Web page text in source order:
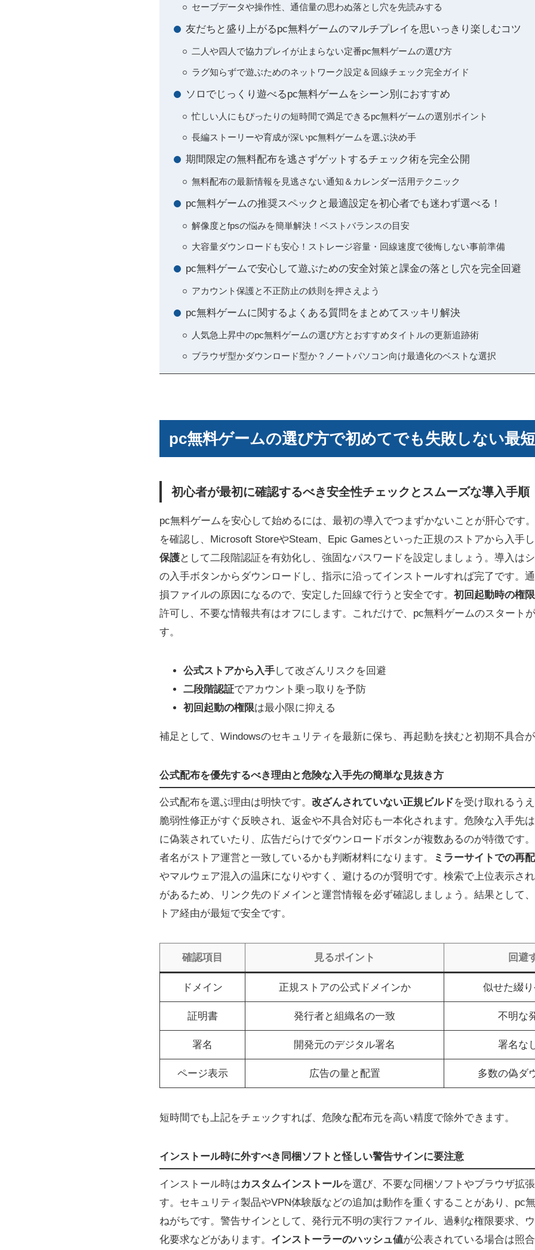
セーブデータや操作性、通信量の思わぬ落とし穴を先読みする
友だちと盛り上がるpc無料ゲームのマルチプレイを思いっきり楽しむコツ
二人や四人で協力プレイが止まらない定番pc無料ゲームの選び方
ラグ知らずで遊ぶためのネットワーク設定＆回線チェック完全ガイド
ソロでじっくり遊べるpc無料ゲームをシーン別におすすめ
忙しい人にもぴったりの短時間で満足できるpc無料ゲームの選別ポイント
長編ストーリーや育成が深いpc無料ゲームを選ぶ決め手
期間限定の無料配布を逃さずゲットするチェック術を完全公開
無料配布の最新情報を見逃さない通知＆カレンダー活用テクニック
pc無料ゲームの推奨スペックと最適設定を初心者でも迷わず選べる！
解像度とfpsの悩みを簡単解決！ベストバランスの目安
大容量ダウンロードも安心！ストレージ容量・回線速度で後悔しない事前準備
pc無料ゲームで安心して遊ぶための安全対策と課金の落とし穴を完全回避
アカウント保護と不正防止の鉄則を押さえよう
pc無料ゲームに関するよくある質問をまとめてスッキリ解決
人気急上昇中のpc無料ゲームの選び方とおすすめタイトルの更新追跡術
ブラウザ型かダウンロード型か？ノートパソコン向け最適化のベストな選択
pc無料ゲームの選び方で初めてでも失敗しない最
初心者が最初に確認するべき安全性チェックとスムーズな導入手順
pc無料ゲームを安心して始めるには、最初の導入でつまずかないことが肝心です
を確認し、Microsoft StoreやSteam、Epic Gamesといった正規のストアから入手
保護として二段階認証を有効化し、強固なパスワードを設定しましょう。導入は
の入手ボタンからダウンロードし、指示に沿ってインストールすれば完了です。
損ファイルの原因になるので、安定した回線で行うと安全です。 初回起動時の権
許可し、不要な情報共有はオフにします。これだけで、pc無料ゲームのスタート
す。
公式ストアから入手して改ざんリスクを回避
二段階認証でアカウント乗っ取りを予防
初回起動の権限は最小限に抑える
補足として、Windowsのセキュリティを最新に保ち、再起動を挟むと初期不具合
公式配布を優先するべき理由と危険な入手先の簡単な見抜き方
公式配布を選ぶ理由は明快です。 改ざんされていない正規ビルドを受け取れるう
脆弱性修正がすぐ反映され、返金や不具合対応も一本化されます。危険な入手先
に偽装されていたり、広告だらけでダウンロードボタンが複数あるのが特徴です
者名がストア運営と一致しているかも判断材料になります。
ミラーサイトでの再
やマルウェア混入の温床になりやすく、避けるのが賢明です。検索で上位表示さ
があるため、リンク先のドメインと運営情報を必ず確認しましょう。結果として
トア経由が最短で安全です。
確認項目 見るポイント 回避
ドメイン 正規ストアの公式ドメインか 似せた綴
証明書 発行者と組織名の一致 不明な
署名 開発元のデジタル署名 署名な
ページ表示 広告の量と配置 多数の偽ダ
短時間でも上記をチェックすれば、危険な配布元を高い精度で除外できます。
インストール時に外すべき同梱ソフトと怪しい警告サインに要注意
インストール時はカスタムインストールを選び、不要な同梱ソフトやブラウザ拡
す。セキュリティ製品やVPN体験版などの追加は動作を重くすることがあり、pc
ねがちです。警告サインとして、発行元不明の実行ファイル、過剰な権限要求、
化要求などがあります。 インストーラーのハッシュ値が公表されている場合は照